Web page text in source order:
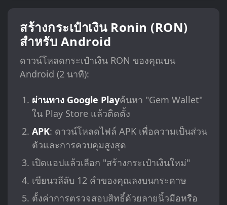
สร้างกระเป๋าเงิน Ronin (RON)
สำหรับ Android
ดาวน์โหลดกระเป๋าเงิน RON ของคุณบน
Android (2 นาที):
ผ่านทาง Google Playค้นหา "Gem Wallet"
ใน Play Store แล้วติดตั้ง
APK: ดาวน์โหลดไฟล์ APK เพื่อความเป็นส่วน
ตัวและการควบคุมสูงสุด
เปิดแอปแล้วเลือก "สร้างกระเป๋าเงินใหม่"
เขียนวลีลับ 12 คำของคุณลงบนกระดาษ
ตั้งค่าการตรวจสอบสิทธิ์ด้วยลายนิ้วมือหรือ